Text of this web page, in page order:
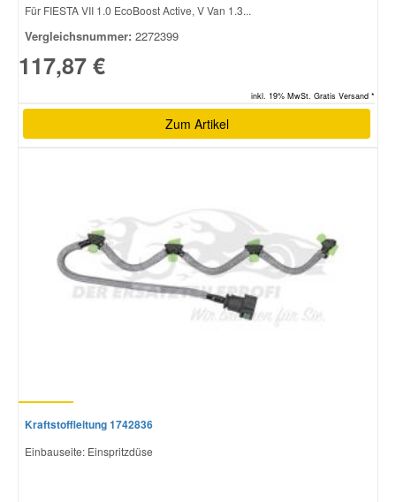
Für FIESTA VII 1.0 EcoBoost Active, V Van 1.3...
Vergleichsnummer: 2272399
117,87 €
inkl. 19% MwSt. Gratis Versand *
Zum Artikel
Kraftstoffleitung 1742836
Einbauseite: Einspritzdüse